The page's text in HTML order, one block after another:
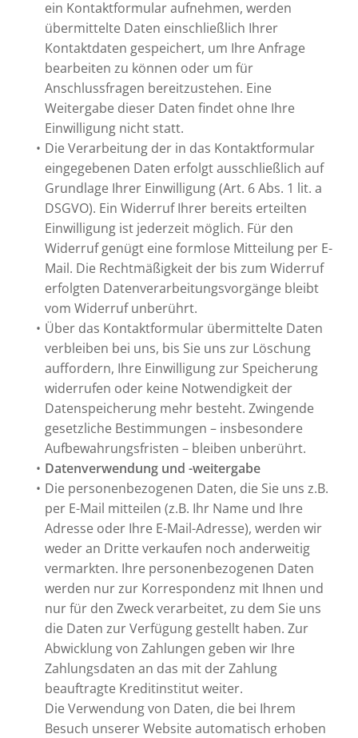
ein Kontaktformular aufnehmen, werden
übermittelte Daten einschließlich Ihrer
Kontaktdaten gespeichert, um Ihre Anfrage
bearbeiten zu können oder um für
Anschlussfragen bereitzustehen. Eine
Weitergabe dieser Daten findet ohne Ihre
Einwilligung nicht statt.
Die Verarbeitung der in das Kontaktformular
eingegebenen Daten erfolgt ausschließlich auf
Grundlage Ihrer Einwilligung (Art. 6 Abs. 1 lit. a
DSGVO). Ein Widerruf Ihrer bereits erteilten
Einwilligung ist jederzeit möglich. Für den
Widerruf genügt eine formlose Mitteilung per E-
Mail. Die Rechtmäßigkeit der bis zum Widerruf
erfolgten Datenverarbeitungsvorgänge bleibt
vom Widerruf unberührt.
Über das Kontaktformular übermittelte Daten
verbleiben bei uns, bis Sie uns zur Löschung
auffordern, Ihre Einwilligung zur Speicherung
widerrufen oder keine Notwendigkeit der
Datenspeicherung mehr besteht. Zwingende
gesetzliche Bestimmungen – insbesondere
Aufbewahrungsfristen – bleiben unberührt.
Datenverwendung und -weitergabe
Die personenbezogenen Daten, die Sie uns z.B.
per E-Mail mitteilen (z.B. Ihr Name und Ihre
Adresse oder Ihre E-Mail-Adresse), werden wir
weder an Dritte verkaufen noch anderweitig
vermarkten. Ihre personenbezogenen Daten
werden nur zur Korrespondenz mit Ihnen und
nur für den Zweck verarbeitet, zu dem Sie uns
die Daten zur Verfügung gestellt haben. Zur
Abwicklung von Zahlungen geben wir Ihre
Zahlungsdaten an das mit der Zahlung
beauftragte Kreditinstitut weiter.
Die Verwendung von Daten, die bei Ihrem
Besuch unserer Website automatisch erhoben